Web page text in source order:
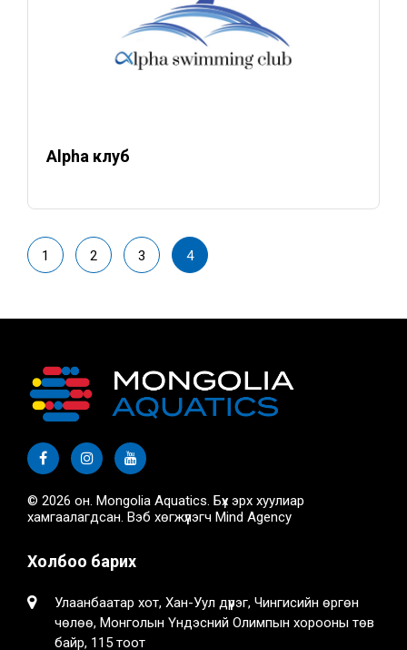
Alpha клуб
1 2 3 4
© 2026 он. Mongolia Aquatics. Бүх эрх хуулиар
хамгаалагдсан. Вэб хөгжүүлэгч Mind Agency
Холбоо барих
Улаанбаатар хот, Хан-Уул дүүрэг, Чингисийн өргөн
чөлөө, Монголын Үндэсний Олимпын хорооны төв
байр, 115 тоот